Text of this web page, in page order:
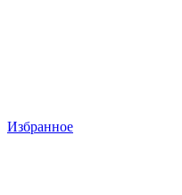
Избранное